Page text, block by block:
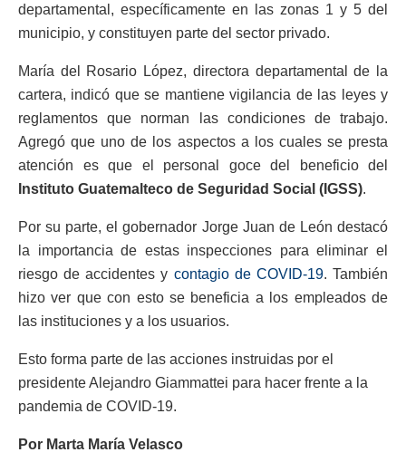
departamental, específicamente en las zonas 1 y 5 del
municipio, y constituyen parte del sector privado.
María del Rosario López, directora departamental de la
cartera, indicó que se mantiene vigilancia de las leyes y
reglamentos que norman las condiciones de trabajo.
Agregó que uno de los aspectos a los cuales se presta
atención es que el personal goce del beneficio del
Instituto Guatemalteco de Seguridad Social (IGSS).
Por su parte, el gobernador Jorge Juan de León destacó
la importancia de estas inspecciones para eliminar el
riesgo de accidentes y contagio de COVID-19. También
hizo ver que con esto se beneficia a los empleados de
las instituciones y a los usuarios.
Esto forma parte de las acciones instruidas por el
presidente Alejandro Giammattei para hacer frente a la
pandemia de COVID-19.
Por Marta María Velasco